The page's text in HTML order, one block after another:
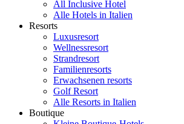
All Inclusive Hotel
Alle Hotels in Italien
Resorts
Luxusresort
Wellnessresort
Strandresort
Familienresorts
Erwachsenen resorts
Golf Resort
Alle Resorts in Italien
Boutique